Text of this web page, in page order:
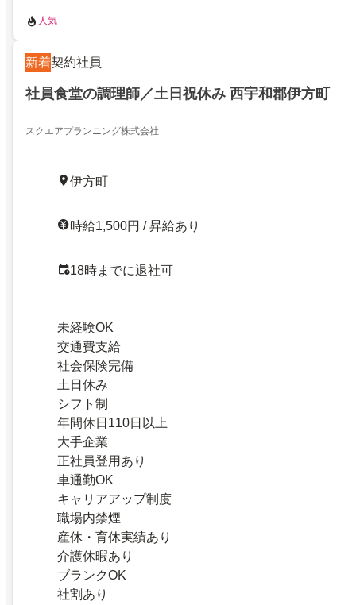
人気
新着契約社員
社員食堂の調理師／土日祝休み 西宇和郡伊方町
スクエアプランニング株式会社
伊方町
時給1,500円 / 昇給あり
18時までに退社可
未経験OK
交通費支給
社会保険完備
土日休み
シフト制
年間休日110日以上
大手企業
正社員登用あり
車通勤OK
キャリアアップ制度
職場内禁煙
産休・育休実績あり
介護休暇あり
ブランクOK
社割あり